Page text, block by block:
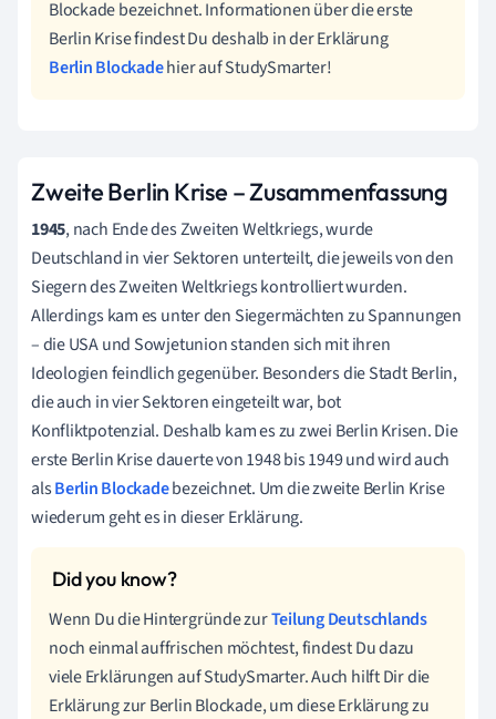
Blockade bezeichnet.Informationen über die erste
Berlin Krise findest Du deshalb in der Erklärung
Berlin Blockadehier auf StudySmarter!
Zweite Berlin Krise– Zusammenfassung
1945, nach Ende des Zweiten Weltkriegs, wurde
Deutschland in vier Sektoren unterteilt, die jeweils von den
Siegern des Zweiten Weltkriegs kontrolliert wurden.
Allerdings kam es unter den Siegermächten zu Spannungen
– die USA und Sowjetunion standen sich mit ihren
Ideologien feindlich gegenüber. Besonders die Stadt Berlin,
die auch in vier Sektoren eingeteilt war, bot
Konfliktpotenzial. Deshalb kam es zu zwei Berlin Krisen. Die
erste Berlin Krisedauerte von 1948 bis 1949und wird auch
alsBerlin Blockadebezeichnet. Um die zweite Berlin Krise
wiederum geht es in dieser Erklärung.
Wenn Du die Hintergründe zurTeilung Deutschlands
noch einmal auffrischen möchtest, findest Du dazu
viele Erklärungen auf StudySmarter. Auch hilft Dir die
Erklärung zur Berlin Blockade, um diese Erklärung zu